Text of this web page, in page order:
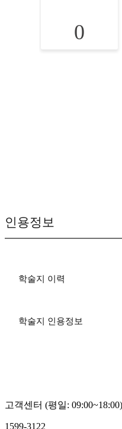
0
인용정보
학술지 이력
학술지 인용정보
고객센터 (평일: 09:00~18:00)
1599-3122